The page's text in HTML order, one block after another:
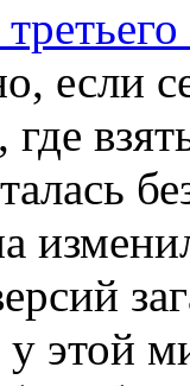
где
у